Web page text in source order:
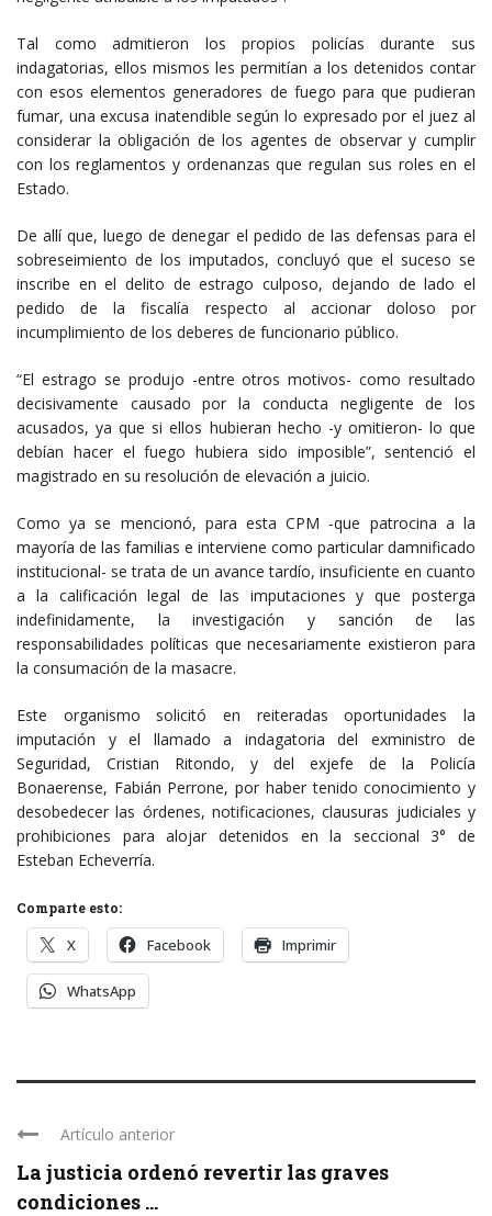
Tal como admitieron los propios policías durante sus
indagatorias, ellos mismos les permitían a los detenidos contar
con esos elementos generadores de fuego para que pudieran
fumar, una excusa inatendible según lo expresado por el juez al
considerar la obligación de los agentes de observar y cumplir
con los reglamentos y ordenanzas que regulan sus roles en el
Estado.
De allí que, luego de denegar el pedido de las defensas para el
sobreseimiento de los imputados, concluyó que el suceso se
inscribe en el delito de estrago culposo, dejando de lado el
pedido de la fiscalía respecto al accionar doloso por
incumplimiento de los deberes de funcionario público.
“El estrago se produjo -entre otros motivos- como resultado
decisivamente causado por la conducta negligente de los
acusados, ya que si ellos hubieran hecho -y omitieron- lo que
debían hacer el fuego hubiera sido imposible”, sentenció el
magistrado en su resolución de elevación a juicio.
Como ya se mencionó, para esta CPM -que patrocina a la
mayoría de las familias e interviene como particular damnificado
institucional- se trata de un avance tardío, insuficiente en cuanto
a la calificación legal de las imputaciones y que posterga
indefinidamente, la investigación y sanción de las
responsabilidades políticas que necesariamente existieron para
la consumación de la masacre.
Este organismo solicitó en reiteradas oportunidades la
imputación y el llamado a indagatoria del exministro de
Seguridad, Cristian Ritondo, y del exjefe de la Policía
Bonaerense, Fabián Perrone, por haber tenido conocimiento y
desobedecer las órdenes, notificaciones, clausuras judiciales y
prohibiciones para alojar detenidos en la seccional 3° de
Esteban Echeverría.
Comparte esto:
X Facebook Imprimir
WhatsApp
Artículo anterior
La justicia ordenó revertir las graves
condiciones ...